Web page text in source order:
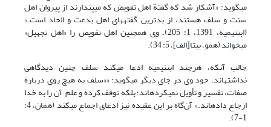
می‏گوید: «آشکار شد که گفتة اهل تفویض که می‏پندارند از پیروان اهل
سنت و سلف هستند، از بدترین گفته‏های اهل بدعت و الحاد است.»
(ابن‏تیمیه، 1391، 1: 205). وی همچنین اهل تفویض را «اهل تجهیل»
می‏خواند (همو، بی‏تا[الف]، 5: 34).
جالب آنکه، هرچند ابن‏تیمیه ادعا می‏کند سلف چنین دیدگاهی
نداشته‏اند، خود وی در جای دیگر می‏گوید: ««سلف به هیچ روی دربارة
صفات، تفسیر و تأویل نمی‏کرده‏اند؛ بلکه توقف کرده و علم آن را به خدا
ارجاع ‏داده‏اند.» آن‌گاه بر این عقیده نیز ادعای اجماع می‏کند (همان، 4:
1-7).